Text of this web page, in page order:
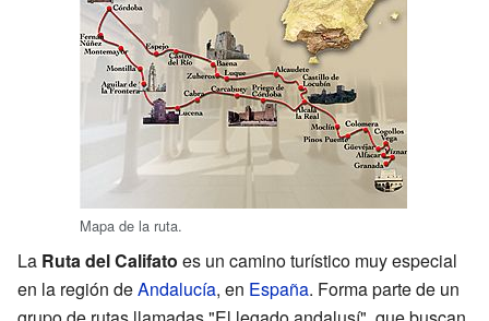
Mapa de la ruta.
La Ruta del Califato es un camino turístico muy especial
en la región deAndalucía, en España. Forma parte de un